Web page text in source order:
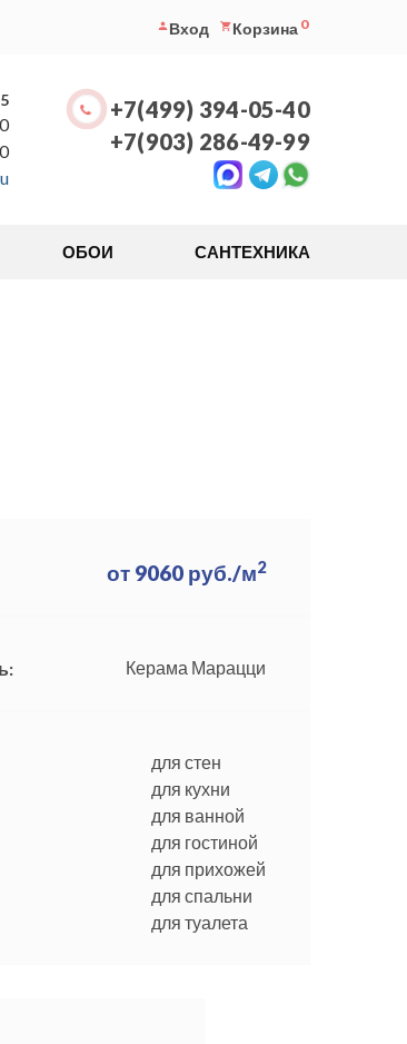
Вход Корзина 0
+7(499) 394-05-40
+7(903) 286-49-99
ОБОИ САНТЕХНИКА
от 9060 руб./м2
Керама Марацци
для стен
для кухни
для ванной
для гостиной
для прихожей
для спальни
для туалета